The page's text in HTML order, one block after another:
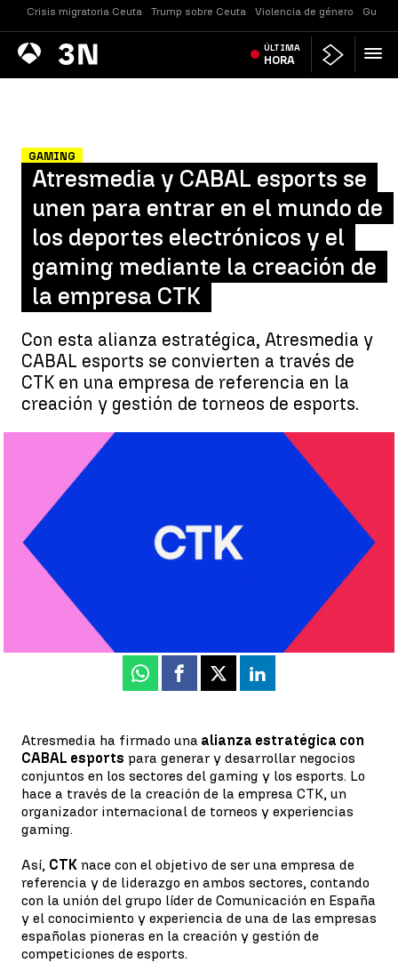
Crisis migratoria Ceuta Trump sobre Ceuta Violencia de género
Antena
3 Noticias ÚLTIMA
HORA
GAMING
Atresmedia y CABAL esports se
unen para entrar en el mundo de
los deportes electrónicos y el
gaming mediante la creación de
la empresa CTK
Con esta alianza estratégica, Atresmedia y
CABAL esports se convierten a través de
CTK en una empresa de referencia en la
creación y gestión de torneos de esports.
Atresmedia y CABAL esports firman una alianza estratégica
para entrar en el mundo de los deportes electrónicos y el
antena3noticias.com
Publicado:
03 de octubre de 2022, 08:56
Whatsapp
Facebook
X Linkedin
Atresmedia ha firmado una alianza estratégica con
CABAL esports para generar y desarrollar negocios
conjuntos en los sectores del gaming y los esports. Lo
hace a través de la creación de la empresa CTK, un
organizador internacional de torneos y experiencias
gaming.
Así, CTK nace con el objetivo de ser una empresa de
referencia y de liderazgo en ambos sectores, contando
con la unión del grupo líder de Comunicación en España
y el conocimiento y experiencia de una de las empresas
españolas pioneras en la creación y gestión de
competiciones de esports.